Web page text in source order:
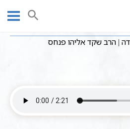
שקד אליהו פנחס
| הרב שקד אליהו פנחס